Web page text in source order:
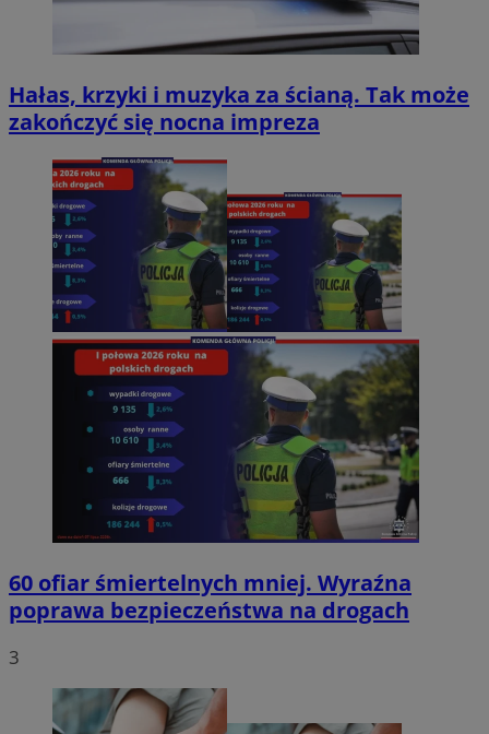
Hałas, krzyki i muzyka za ścianą. Tak może
zakończyć się nocna impreza
60 ofiar śmiertelnych mniej. Wyraźna
poprawa bezpieczeństwa na drogach
3